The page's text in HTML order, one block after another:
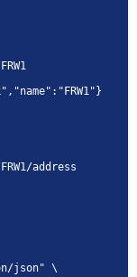
address
json" \